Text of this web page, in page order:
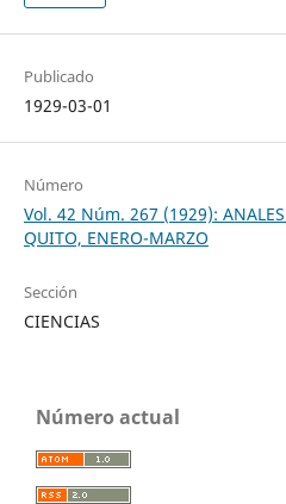
Publicado
1929-03-01
Número
Vol. 42 Núm. 267 (1929):
QUITO, ENERO-MARZO
Sección
CIENCIAS
Número actual